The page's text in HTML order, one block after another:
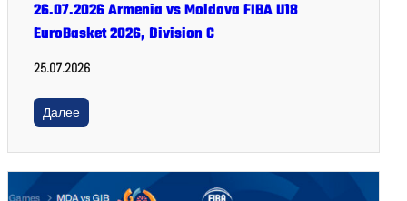
26.07.2026 Armenia vs Moldova FIBA U18
EuroBasket 2026, Division C
25.07.2026
Далее